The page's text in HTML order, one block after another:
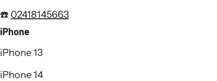
☎️ 02418145663
iPhone
iPhone 13
iPhone 14